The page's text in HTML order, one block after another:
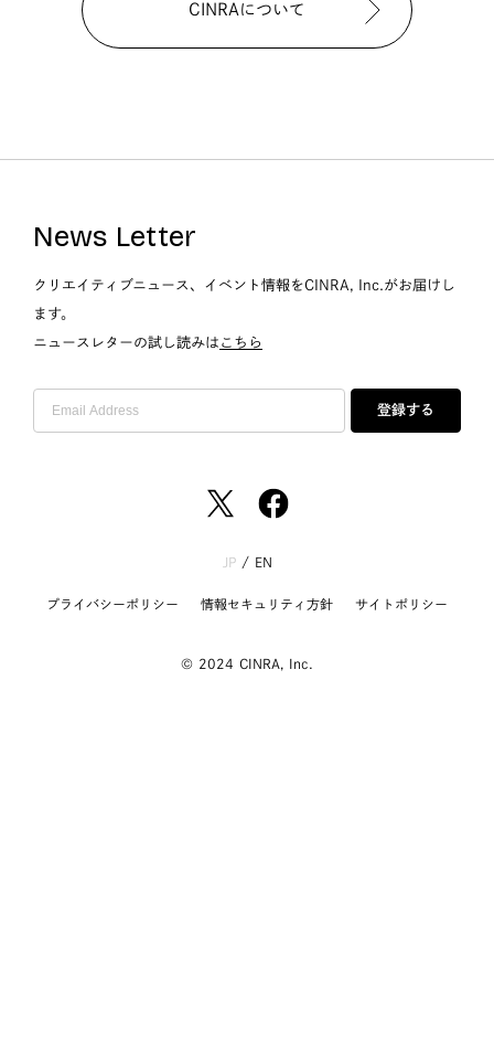
CINRAについて
News Letter
クリエイティブニュース、イベント情報をCINRA, Inc.がお届けし
ます。
ニュースレターの試し読みは こちら
登録する
JP/ EN
プライバシーポリシー 情報セキュリティ方針 サイトポリシー
© 2024 CINRA, Inc.